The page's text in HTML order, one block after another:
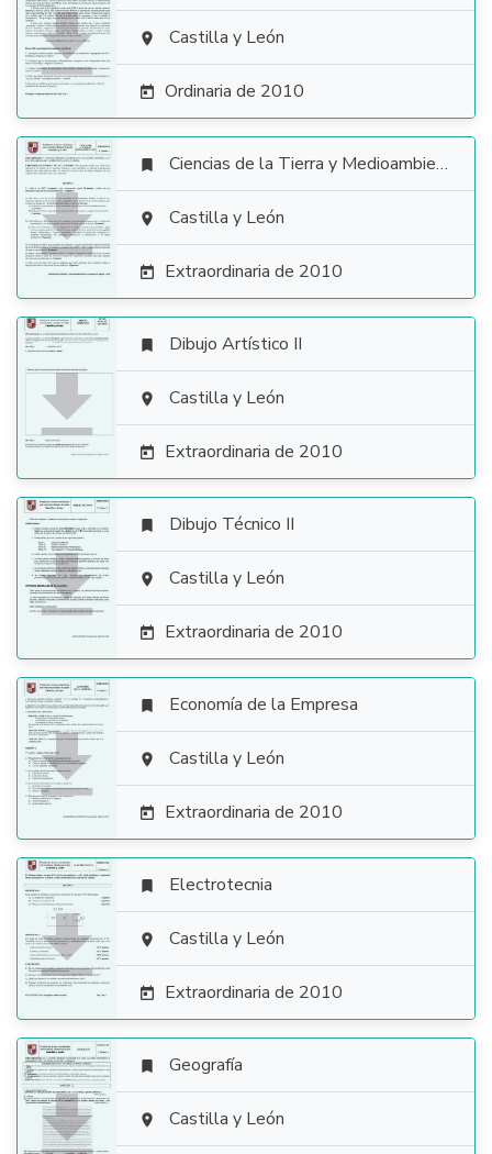
  Castilla y León
 Ordinaria de 2010

 Ciencias de la Tierra y Medioambientales
 Castilla y León
 Extraordinaria de 2010

 Dibujo Artístico II
 Castilla y León
 Extraordinaria de 2010

 Dibujo Técnico II
 Castilla y León
 Extraordinaria de 2010

 Economía de la Empresa
 Castilla y León
 Extraordinaria de 2010

 Electrotecnia
 Castilla y León
 Extraordinaria de 2010

 Geografía
 Castilla y León